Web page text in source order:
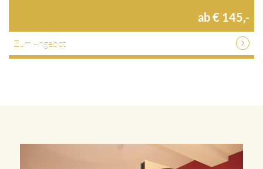
ab € 145,-
Zum Angebot